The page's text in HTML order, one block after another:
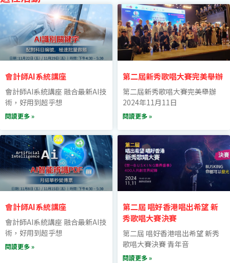
會計師AI系統講座
會計師AI系統講座 融合最新AI技
術，好用到超乎想
閱讀更多 »
第二屆新秀歌唱大賽完美舉辦
第二屆新秀歌唱大賽完美舉辦
2024年11月11日
閱讀更多 »
會計師AI系統講座
會計師AI系統講座 融合最新AI技
術，好用到超乎想
閱讀更多 »
第二屆 唱好香港唱出希望 新
秀歌唱大賽決賽
第二屆 唱好香港唱出希望 新秀
歌唱大賽決賽 青年音
閱讀更多 »